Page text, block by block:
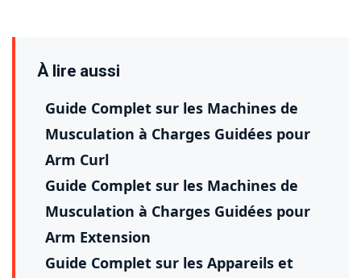
À lire aussi
Guide Complet sur les Machines de
Musculation à Charges Guidées pour
Arm Curl
Guide Complet sur les Machines de
Musculation à Charges Guidées pour
Arm Extension
Guide Complet sur les Appareils et